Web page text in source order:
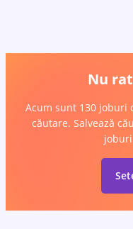
Nu
Acum sunt 130 joburi
căutare. Salvează